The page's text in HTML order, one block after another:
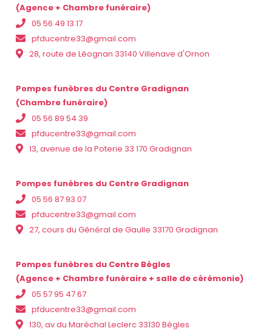
(Agence + Chambre funéraire)
05 56 49 13 17
pfducentre33@gmail.com
28, route de Léognan 33140 Villenave d'Ornon
Pompes funèbres du Centre Gradignan
(Chambre funéraire)
05 56 89 54 39
pfducentre33@gmail.com
13, avenue de la Poterie 33 170 Gradignan
Pompes funèbres du Centre Gradignan
05 56 87 93 07
pfducentre33@gmail.com
27, cours du Général de Gaulle 33170 Gradignan
Pompes funèbres du Centre Bègles
(Agence + Chambre funéraire + salle de cérémonie)
05 57 95 47 67
pfducentre33@gmail.com
130, av du Maréchal Leclerc 33130 Bègles